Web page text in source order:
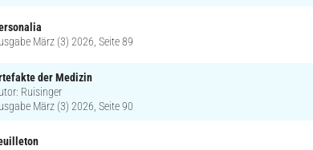
März (3) 2026, Seite 89
der Medizin
Ruisinger
März (3) 2026, Seite 90